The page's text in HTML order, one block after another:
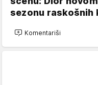
sezonu raskošnih
Komentariši